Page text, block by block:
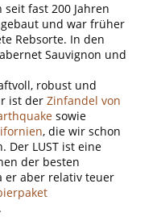
fast 200 Jahren
und war früher
Rebsorte. In den
Sauvignon und
robust und
ist der Zinfandel von
sowie
, die wir schon
Der LUST ist eine
der besten
er aber relativ teuer